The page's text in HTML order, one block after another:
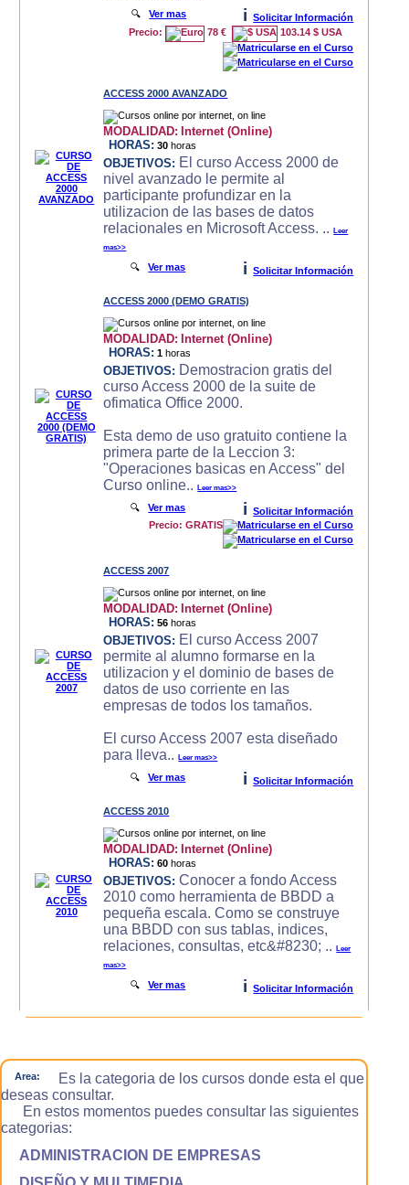
🔍Ver mas i
Solicitar Información
Precio:
78 € 103.14 $ USA
ACCESS 2000 AVANZADO
MODALIDAD: Internet (Online)
HORAS: 30 horas
OBJETIVOS: El curso Access 2000 de
nivel avanzado le permite al
participante profundizar en la
utilizacion de las bases de datos
relacionales en Microsoft Access. ..Leer
mas>>
🔍Ver mas i Solicitar Información
ACCESS 2000 (DEMO GRATIS)
MODALIDAD: Internet (Online)
HORAS: 1 horas
OBJETIVOS: Demostracion gratis del
curso Access 2000 de la suite de
ofimatica Office 2000.
Esta demo de uso gratuito contiene la
primera parte de la Leccion 3:
"Operaciones basicas en Access" del
Curso online..Leer mas>>
🔍Ver mas i
Solicitar Información
Precio: GRATIS
ACCESS 2007
MODALIDAD: Internet (Online)
HORAS: 56 horas
OBJETIVOS: El curso Access 2007
permite al alumno formarse en la
utilizacion y el dominio de bases de
datos de uso corriente en las
empresas de todos los tamaños.
El curso Access 2007 esta diseñado
para lleva..Leer mas>>
🔍Ver mas i Solicitar Información
ACCESS 2010
MODALIDAD: Internet (Online)
HORAS: 60 horas
OBJETIVOS: Conocer a fondo Access
2010 como herramienta de BBDD a
pequeña escala. Como se construye
una BBDD con sus tablas, indices,
relaciones, consultas, etc&#8230; ..Leer
mas>>
🔍Ver mas i Solicitar Información
Area:
Es la categoria de los cursos donde esta el que
deseas consultar.
En estos momentos puedes consultar las siguientes
categorias:
ADMINISTRACION DE EMPRESAS